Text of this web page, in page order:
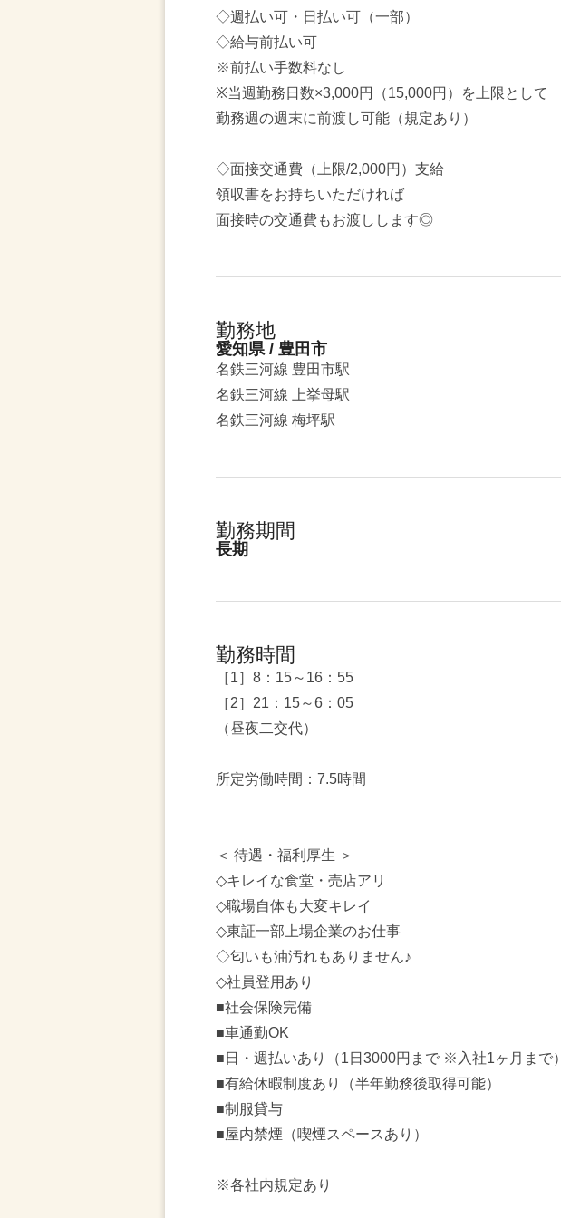
◇週払い可・日払い可（一部）
◇給与前払い可
※前払い手数料なし
※当週勤務日数×3,000円（15,000円）を上限として
勤務週の週末に前渡し可能（規定あり）
◇面接交通費（上限/2,000円）支給
領収書をお持ちいただければ
面接時の交通費もお渡しします◎
勤務地
愛知県 / 豊田市
名鉄三河線 豊田市駅
名鉄三河線 上挙母駅
名鉄三河線 梅坪駅
勤務期間
長期
勤務時間
［1］8：15～16：55
［2］21：15～6：05
（昼夜二交代）
所定労働時間：7.5時間
＜ 待遇・福利厚生 ＞
◇キレイな食堂・売店アリ
◇職場自体も大変キレイ
◇東証一部上場企業のお仕事
◇匂いも油汚れもありません♪
◇社員登用あり
■社会保険完備
■車通勤OK
■日・週払いあり（1日3000円まで ※入社1ヶ月まで）
■有給休暇制度あり（半年勤務後取得可能）
■制服貸与
■屋内禁煙（喫煙スペースあり）
※各社内規定あり